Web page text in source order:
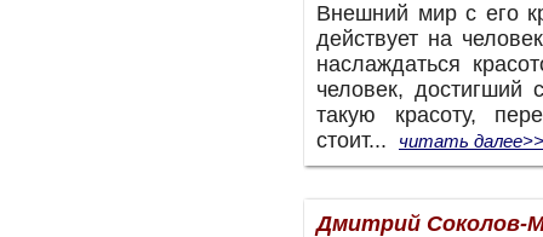
Внешний мир с его
действует на
наслаждаться
человек, достигший
такую красоту,
стоит...
читать далее>>
Дмитрий Соколов-